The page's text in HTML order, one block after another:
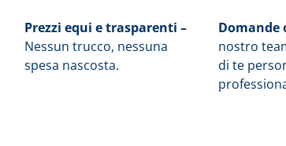
Prezzi equi e trasparenti –
Nessun trucco, nessuna
spesa nascosta.
Domande
nostro
di te